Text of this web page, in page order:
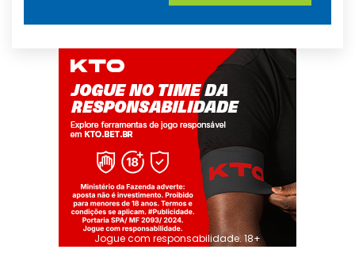
Jogue com responsabilidade. 18+